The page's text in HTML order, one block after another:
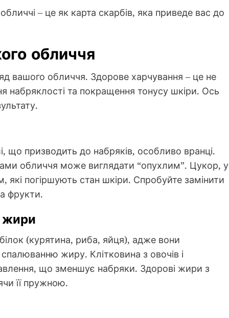
– це як карта скарбів, яка приведе вас до
обличчя
вашого обличчя. Здорове харчування – це не
набряклості та покращення тонусу шкіри. Ось
що призводить до набряків, особливо вранці.
обличчя може виглядати “опухлим”. Цукор, у
погіршують стан шкіри. Спробуйте замінити
фрукти.
жири
(курятина, риба, яйця), адже вони
жиру. Клітковина з овочів і
що зменшує набряки. Здорові жири з
її пружною.